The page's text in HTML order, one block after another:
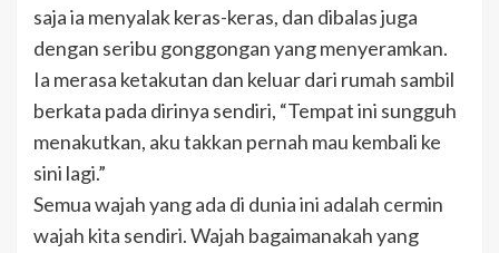
saja ia menyalak keras-keras, dan dibalas juga
dengan seribu gonggongan yang menyeramkan.
Ia merasa ketakutan dan keluar dari rumah sambil
berkata pada dirinya sendiri, “Tempat ini sungguh
menakutkan, aku takkan pernah mau kembali ke
sini lagi.”
Semua wajah yang ada di dunia ini adalah cermin
wajah kita sendiri. Wajah bagaimanakah yang